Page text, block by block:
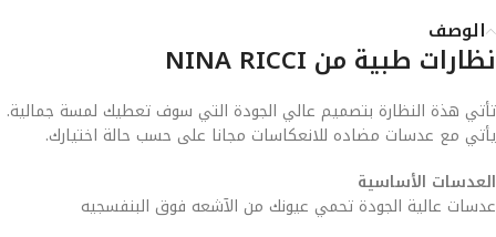
الوصف
نظارات طبية من NINA RICCI
تأتي هذة النظارة بتصميم عالي الجودة التي سوف تعطيك لمسة جمالية.
يأتي مع عدسات مضاده للانعكاسات مجانا على حسب حالة اختيارك.
العدسات الأساسية
عدسات عالية الجودة تحمي عيونك من الآشعه فوق البنفسجيه